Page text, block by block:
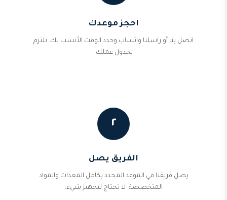
احجز موعدك
اتصل بنا أو راسلنا واتساب وحدد الوقت الأنسب لك. نلتزم
بجدول عملك.
٢
الفريق يصل
يصل فريقنا في الموعد المحدد بكامل المعدات والمواد
المتخصصة. لا تحتاج لتجهيز شيء.